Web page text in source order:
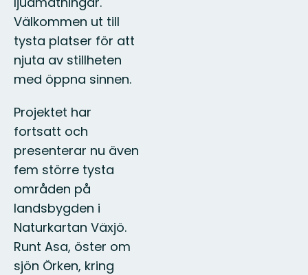
Välkommen ut till
tysta platser för att
njuta av stillheten
med öppna sinnen.
Projektet har
fortsatt och
presenterar nu även
fem större tysta
områden på
landsbygden i
Naturkartan Växjö.
Runt Asa, öster om
sjön Örken, kring